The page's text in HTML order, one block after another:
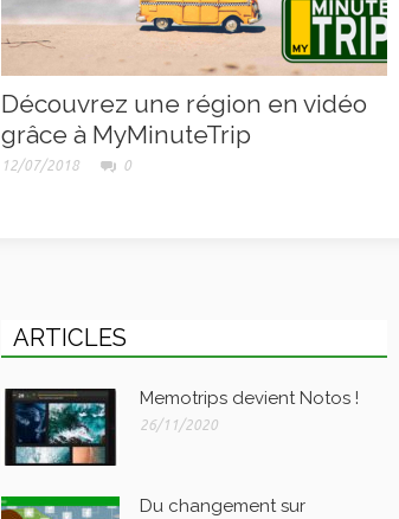
Découvrez une région en vidéo
grâce à MyMinuteTrip
12/07/2018 0
ARTICLES
Memotrips devient Notos !
26/11/2020
Du changement sur